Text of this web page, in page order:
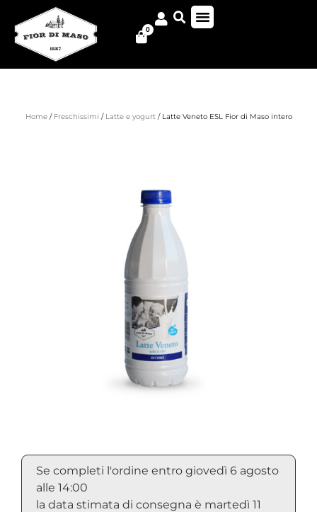
0
Home/ Freschissimi / Latte e yogurt/ Latte Veneto ESL Fior di Maso intero
Se completi l'ordine entro giovedì 6 agosto
alle 14:00
la data stimata di consegna è martedì 11